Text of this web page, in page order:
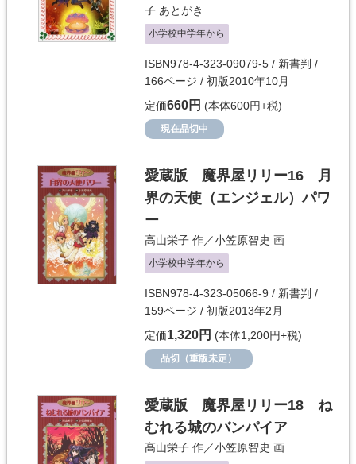
子 あとがき
小学校中学年から
ISBN978-4-323-09079-5 / 新書判 /
166ページ / 初版2010年10月
定価660円 (本体600円+税)
現在品切中
愛蔵版 魔界屋リリー16 月
界の天使（エンジェル）パワ
ー
高山栄子 作／小笠原智史 画
小学校中学年から
ISBN978-4-323-05066-9 / 新書判 /
159ページ / 初版2013年2月
定価1,320円 (本体1,200円+税)
品切（重版未定）
愛蔵版 魔界屋リリー18 ね
むれる城のバンパイア
高山栄子 作／小笠原智史 画